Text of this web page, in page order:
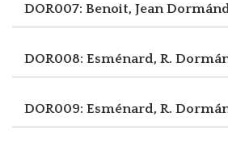
DOR007: Benoit, Jean
DOR008: Esménard, R.
DOR009: Esménard, R.